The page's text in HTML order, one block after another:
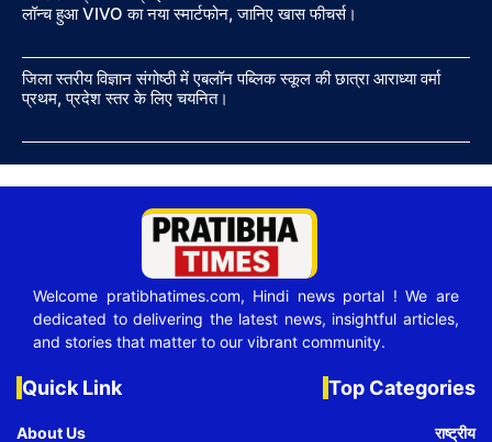
लॉन्च हुआ VIVO का नया स्मार्टफोन, जानिए खास फीचर्स।
जिला स्तरीय विज्ञान संगोष्ठी में एबलॉन पब्लिक स्कूल की छात्रा आराध्या वर्मा
प्रथम, प्रदेश स्तर के लिए चयनित।
Welcome pratibhatimes.com, Hindi news portal ! We are
dedicated to delivering the latest news, insightful articles,
and stories that matter to our vibrant community.
Quick Link
About Us
Top Categories
राष्ट्रीय